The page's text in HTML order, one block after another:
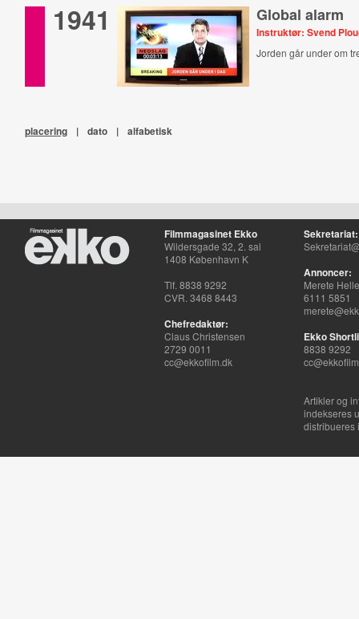
1941 Global alarm
Instruktør: Svend
Jorden går under om
placering | dato | alfabetisk
Filmmagasinet Ekko
Wildersgade 32, 2. sal
1408 København K
Tlf. 8838 9292
CVR. 3468 8443
Chefredaktør:
Claus Christensen
2729 0011
cc@ekkofilm.dk
Sekretariat:
Annoncer:
Merete
6111 5851
Ekko
8838 9292
Artikler og
indekseres
distribueres